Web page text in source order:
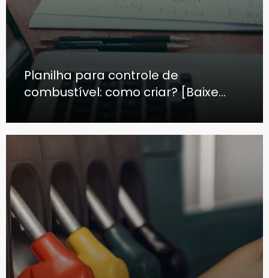
Planilha para controle de
combustível: como criar? [Baixe